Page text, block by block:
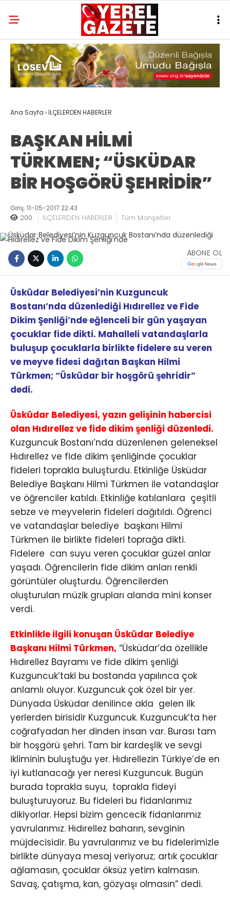
Ana Sayfa › İLÇELERDEN HABERLER
BAŞKAN HİLMİ
TÜRKMEN; “ÜSKÜDAR
BİR HOŞGÖRÜ ŞEHRİDİR”
Giriş: 11-05-2017 22:43
200 İLÇELERDEN HABERLER Tüm Manşetler
ABONE OL
Üsküdar Belediyesi’nin Kuzguncuk
Bostanı’nda düzenlediği Hıdırellez ve Fide
Dikim Şenliği’nde eğlenceli bir gün yaşayan
çocuklar fide dikti. Mahalleli vatandaşlarla
buluşup çocuklarla birlikte fidelere su veren
ve meyve fidesi dağıtan Başkan Hilmi
Türkmen; “Üsküdar bir hoşgörü şehridir”
dedi.
Üsküdar Belediyesi, yazın gelişinin habercisi
olan Hıdırellez ve fide dikim şenliği düzenledi.
Kuzguncuk Bostanı’nda düzenlenen geleneksel
Hıdırellez ve fide dikim şenliğinde çocuklar
fideleri toprakla buluşturdu. Etkinliğe Üsküdar
Belediye Başkanı Hilmi Türkmen ile vatandaşlar
ve öğrenciler katıldı. Etkinliğe katılanlara çeşitli
sebze ve meyvelerin fideleri dağıtıldı. Öğrenci
ve vatandaşlar belediye başkanı Hilmi
Türkmen ile birlikte fideleri toprağa dikti.
Fidelere can suyu veren çocuklar güzel anlar
yaşadı. Öğrencilerin fide dikim anları renkli
görüntüler oluşturdu. Öğrencilerden
oluşturulan müzik grupları alanda mini konser
verdi.
Etkinlikle ilgili konuşan Üsküdar Belediye
Başkanı Hilmi Türkmen, “Üsküdar’da özellikle
Hıdırellez Bayramı ve fide dikim şenliği
Kuzguncuk’taki bu bostanda yapılınca çok
anlamlı oluyor. Kuzguncuk çok özel bir yer.
Dünyada Üsküdar denilince akla gelen ilk
yerlerden birisidir Kuzguncuk. Kuzguncuk’ta her
coğrafyadan her dinden insan var. Burası tam
bir hoşgörü şehri. Tam bir kardeşlik ve sevgi
ikliminin buluştuğu yer. Hıdırellezin Türkiye’de en
iyi kutlanacağı yer neresi Kuzguncuk. Bugün
burada toprakla suyu, toprakla fideyi
buluşturuyoruz. Bu fideleri bu fidanlarımız
dikiyorlar. Hepsi bizim gencecik fidanlarımız
yavrularımız. Hıdırellez baharın, sevginin
müjdecisidir. Bu yavrularımız ve bu fidelerimizle
birlikte dünyaya mesaj veriyoruz; artık çocuklar
ağlamasın, çocuklar öksüz yetim kalmasın.
Savaş, çatışma, kan, gözyaşı olmasın” dedi.